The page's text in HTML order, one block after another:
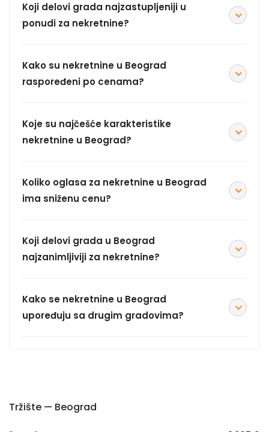
Koji delovi grada najzastupljeniji u
ponudi za nekretnine?
Kako su nekretnine u Beograd
raspoređeni po cenama?
Koje su najčešće karakteristike
nekretnine u Beograd?
Koliko oglasa za nekretnine u Beograd
ima sniženu cenu?
Koji delovi grada u Beograd
najzanimljiviji za nekretnine?
Kako se nekretnine u Beograd
upoređuju sa drugim gradovima?
Tržište — Beograd